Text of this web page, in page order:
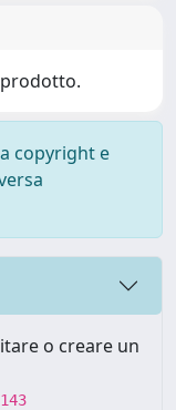
copyright e
o creare un